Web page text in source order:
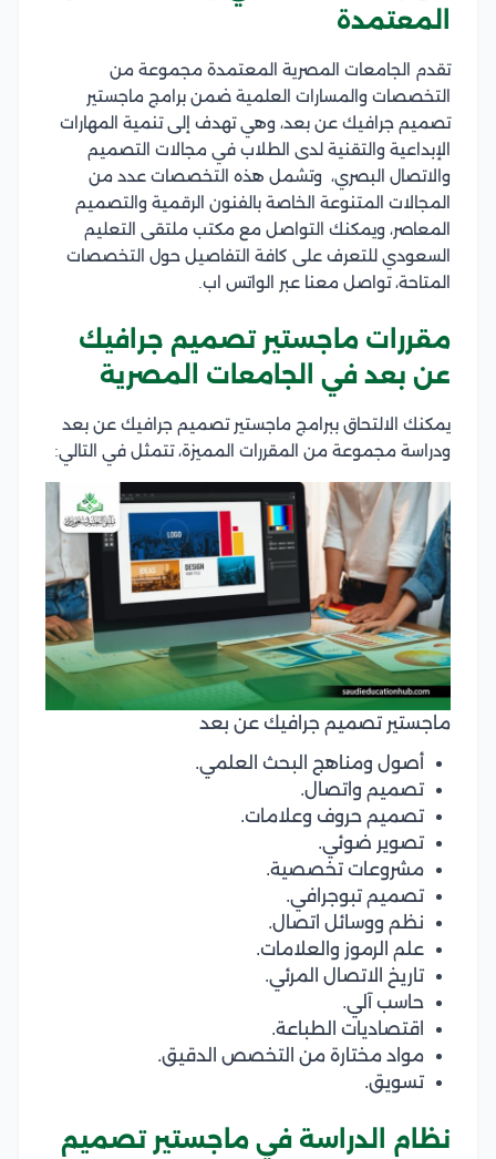
المعتمدة
تقدم الجامعات المصرية المعتمدة مجموعة من
التخصصات والمسارات العلمية ضمن برامج ماجستير
تصميم جرافيك عن بعد، وهي تهدف إلى تنمية المهارات
الإبداعية والتقنية لدى الطلاب في مجالات التصميم
والاتصال البصري، وتشمل هذه التخصصات عدد من
المجالات المتنوعة الخاصة بالفنون الرقمية والتصميم
المعاصر، ويمكنك التواصل مع مكتب ملتقى التعليم
السعودي للتعرف على كافة التفاصيل حول التخصصات
المتاحة، تواصل معنا عبر الواتس اب.
مقررات ماجستير تصميم جرافيك
عن بعد في الجامعات المصرية
يمكنك الالتحاق ببرامج ماجستير تصميم جرافيك عن بعد
ودراسة مجموعة من المقررات المميزة، تتمثل في التالي:
ماجستير تصميم جرافيك عن بعد
أصول ومناهج البحث العلمي.
تصميم واتصال.
تصميم حروف وعلامات.
تصوير ضوئي.
مشروعات تخصصية.
تصميم تبوجرافي.
نظم ووسائل اتصال.
علم الرموز والعلامات.
تاريخ الاتصال المرئي.
حاسب آلي.
اقتصاديات الطباعة.
مواد مختارة من التخصص الدقيق.
تسويق.
نظام الدراسة في ماجستير تصميم